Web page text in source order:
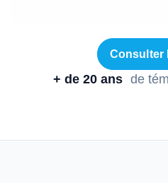
Consulter
+ de 20 ans de